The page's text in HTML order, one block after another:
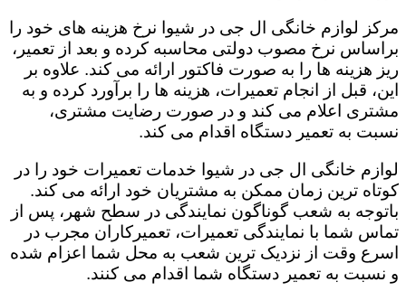
مرکز لوازم خانگی ال جی در شیوا نرخ هزینه های خود را
براساس نرخ مصوب دولتی محاسبه کرده و بعد از تعمیر،
ریز هزینه ها را به صورت فاکتور ارائه می کند. علاوه بر
این، قبل از انجام تعمیرات، هزینه ها را برآورد کرده و به
مشتری اعلام می کند و در صورت رضایت مشتری،
نسبت به تعمیر دستگاه اقدام می کند.
لوازم خانگی ال جی در شیوا خدمات تعمیرات خود را در
کوتاه ترین زمان ممکن به مشتریان خود ارائه می کند.
باتوجه به شعب گوناگون نمایندگی در سطح شهر، پس از
تماس شما با نمایندگی تعمیرات، تعمیرکاران مجرب در
اسرع وقت از نزدیک ترین شعب به محل شما اعزام شده
و نسبت به تعمیر دستگاه شما اقدام می کنند.